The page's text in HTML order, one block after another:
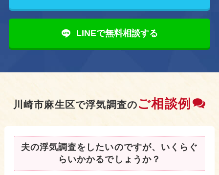
LINEで無料相談する
川崎市麻生区で浮気調査のご相談例
夫の浮気調査をしたいのですが、いくらぐ
らいかかるでしょうか？